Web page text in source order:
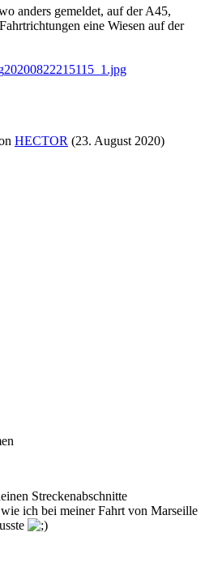
anders gemeldet, auf der A45,
eine Wiesen auf der
20200822215115_1.jpg
HECTOR (23. August 2020)
Streckenabschnitte
ich bei meiner Fahrt von Marseille